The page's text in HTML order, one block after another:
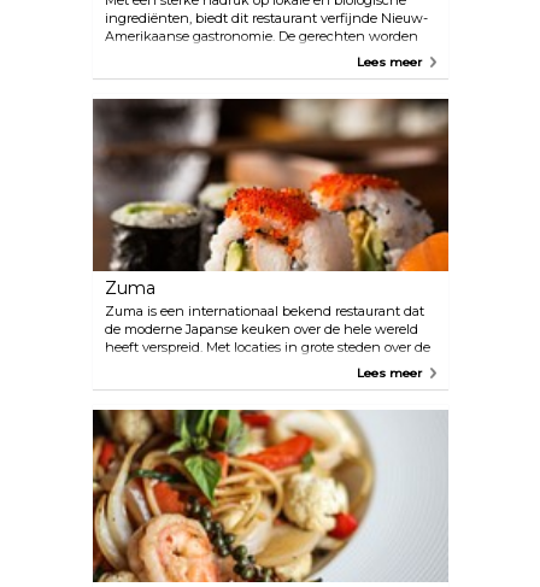
ingrediënten, biedt dit restaurant verfijnde Nieuw-
Amerikaanse gastronomie. De gerechten worden
aangeduid als klein, middelgroot en groot, waardoor
gasten verschillende smaken kunnen combineren,
restaurant te bieden heeft.
Lees meer
Zuma
Zuma is een internationaal bekend restaurant dat
de moderne Japanse keuken over de hele wereld
heeft verspreid. Met locaties in grote steden over de
hele wereld is het een internationale sensatie
specialiteiten in een stijlvolle en minimalistische
setting met uitzicht op de Miami River.
Lees meer